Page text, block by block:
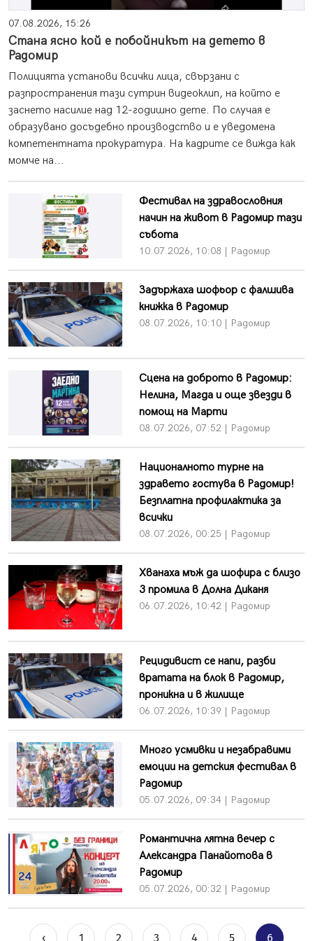
07.08.2026, 15:26
Стана ясно кой е побойникът на детето в
Радомир
Полицията установи всички лица, свързани с
разпространения тази сутрин видеоклип, на който е
заснето насилие над 12-годишно дете. По случая е
образувано досъдебно производство и е уведомена
компетентната прокуратура. На кадрите се вижда как
момче на...
Фестивал на здравословния
начин на живот в Радомир тази
събота
10.07.2026, 10:08 | Радомир
Задържаха шофьор с фалшива
книжка в Радомир
08.07.2026, 10:10 | Радомир
Сцена на доброто в Радомир:
Нелина, Магда и още звезди в
помощ на Марти
08.07.2026, 07:52 | Радомир
Националното турне на
здравето гостува в Радомир!
Безплатна профилактика за
всички
08.07.2026, 00:25 | Радомир
Хванаха мъж да шофира с близо
3 промила в Долна Диканя
06.07.2026, 10:42 | Радомир
Рецидивист се напи, разби
вратата на блок в Радомир,
проникна и в жилище
06.07.2026, 10:39 | Радомир
Много усмивки и незабравими
емоции на детския фестивал в
Радомир
05.07.2026, 09:34 | Радомир
Романтична лятна вечер с
Александра Панайотова в
Радомир
05.07.2026, 00:32 | Радомир
‹ 1 2 3 4 5 6